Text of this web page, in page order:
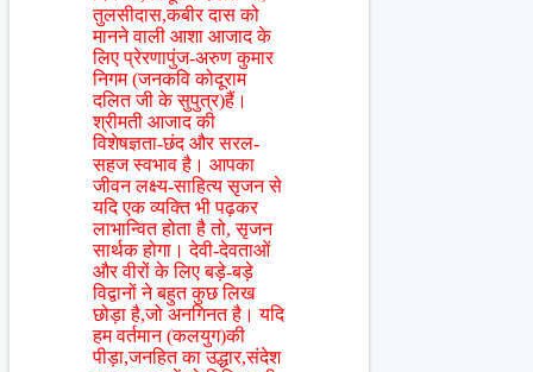
तुलसीदास,कबीर दास को
मानने वाली आशा आजाद के
लिए प्रेरणापुंज-अरुण कुमार
निगम (जनकवि कोदूराम
दलित जी के सुपुत्र)हैं।
श्रीमती आजाद की
विशेषज्ञता-छंद और सरल-
सहज स्वभाव है। आपका
जीवन लक्ष्य-साहित्य सृजन से
यदि एक व्यक्ति भी पढ़कर
लाभान्वित होता है तो, सृजन
सार्थक होगा। देवी-देवताओं
और वीरों के लिए बड़े-बड़े
विद्वानों ने बहुत कुछ लिख
छोड़ा है,जो अनगिनत है। यदि
हम वर्तमान (कलयुग)की
पीड़ा,जनहित का उद्धार,संदेश